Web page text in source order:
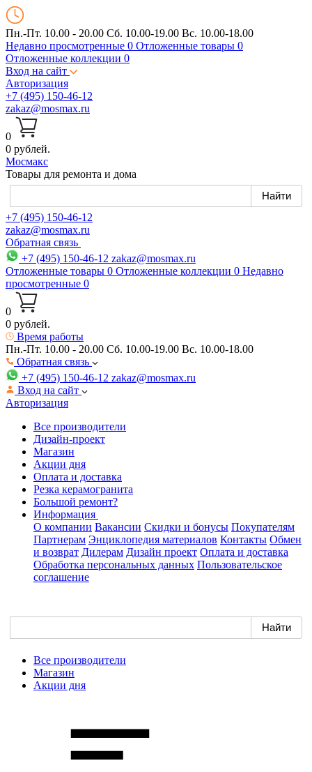
Пн.-Пт. 10.00 - 20.00 Сб. 10.00-19.00 Вс. 10.00-18.00
Недавно просмотренные 0 Отложенные товары 0
Отложенные коллекции 0
Вход на сайт
Авторизация
+7 (495) 150-46-12
zakaz@mosmax.ru
0
0 рублей.
Мосмакс
Товары для ремонта и дома
+7 (495) 150-46-12
zakaz@mosmax.ru
Обратная связь
+7 (495) 150-46-12 zakaz@mosmax.ru
Отложенные товары 0 Отложенные коллекции 0 Недавно
просмотренные 0
0
0 рублей.
Время работы
Пн.-Пт. 10.00 - 20.00 Сб. 10.00-19.00 Вс. 10.00-18.00
Обратная связь
+7 (495) 150-46-12 zakaz@mosmax.ru
Вход на сайт
Авторизация
Все производители
Дизайн-проект
Магазин
Акции дня
Оплата и доставка
Резка керамогранита
Большой ремонт?
Информация
О компании Вакансии Скидки и бонусы Покупателям
Партнерам Энциклопедия материалов Контакты Обмен
и возврат Дилерам Дизайн проект Оплата и доставка
Обработка персональных данных Пользовательское
соглашение
Все производители
Магазин
Акции дня